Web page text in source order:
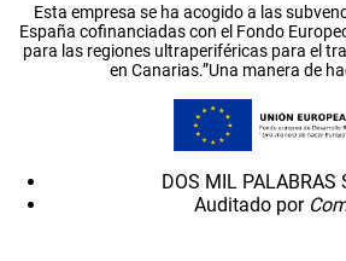
Esta empresa se ha acogido a las
España cofinanciadas con el Fondo
para las regiones ultraperiféricas para el
en Canarias.”Una manera de
DOS MIL PALABRAS
Auditado por